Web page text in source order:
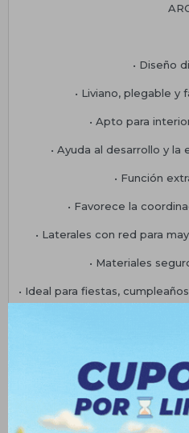
• Diseño
• Liviano, plegable y
• Apto para
• Ayuda al desarrollo y
• Función
• Favorece la
• Laterales con red para
• Materiales
• Ideal para fiestas,
Planes de